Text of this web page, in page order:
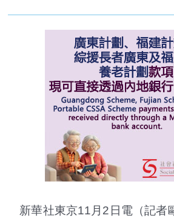
新華社東京11月2日電（記者